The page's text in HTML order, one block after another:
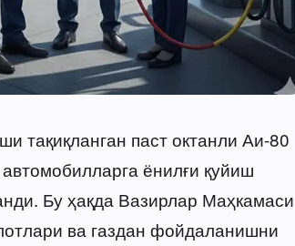
тақиқланган паст октанли Аи-80
ёнилғи қуйиш
Бу ҳақда Вазирлар Маҳкамаси
ва газдан фойдаланишни